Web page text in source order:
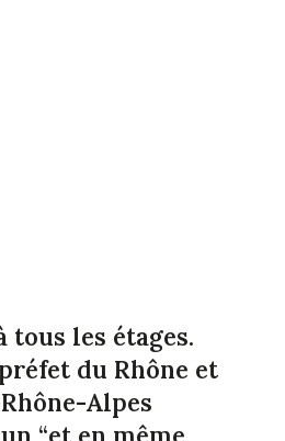
tous les étages.
du Rhône et
Alpes